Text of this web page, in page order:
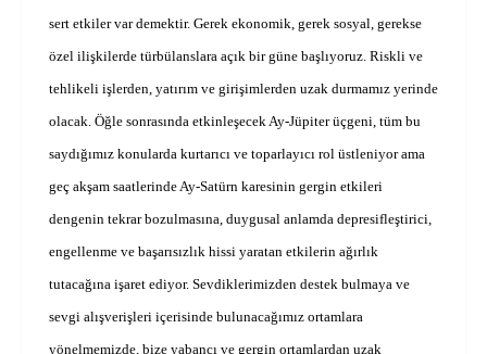
sert etkiler var demektir. Gerek ekonomik, gerek sosyal, gerekse
özel ilişkilerde türbülanslara açık bir güne başlıyoruz. Riskli ve
tehlikeli işlerden, yatırım ve girişimlerden uzak durmamız yerinde
olacak. Öğle sonrasında etkinleşecek Ay-Jüpiter üçgeni, tüm bu
saydığımız konularda kurtarıcı ve toparlayıcı rol üstleniyor ama
geç akşam saatlerinde Ay-Satürn karesinin gergin etkileri
dengenin tekrar bozulmasına, duygusal anlamda depresifleştirici,
engellenme ve başarısızlık hissi yaratan etkilerin ağırlık
tutacağına işaret ediyor. Sevdiklerimizden destek bulmaya ve
sevgi alışverişleri içerisinde bulunacağımız ortamlara
yönelmemizde, bize yabancı ve gergin ortamlardan uzak